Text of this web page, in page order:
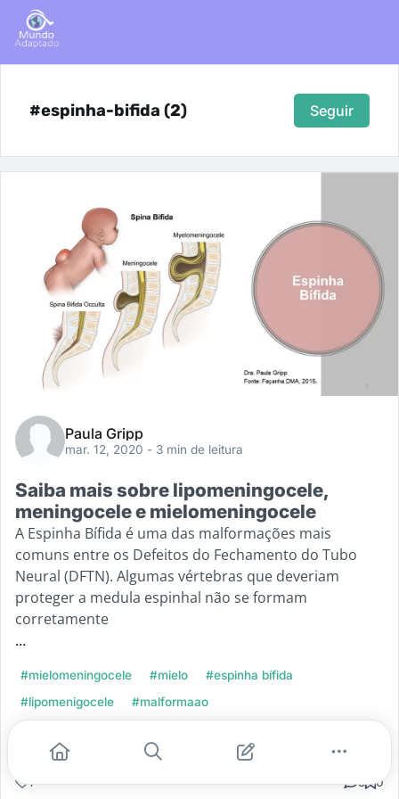
#espinha-bifida (2) Seguir
Paula Gripp
mar. 12, 2020 - 3 min de leitura
Saiba mais sobre lipomeningocele,
meningocele e mielomeningocele
A Espinha Bífida é uma das malformações mais
comuns entre os Defeitos do Fechamento do Tubo
Neural (DFTN). Algumas vértebras que deveriam
proteger a medula espinhal não se formam
corretamente
...
#mielomeningocele #mielo
#espinha bífida
#lipomenigocele
#malformaao
Leia mais
7 5 0